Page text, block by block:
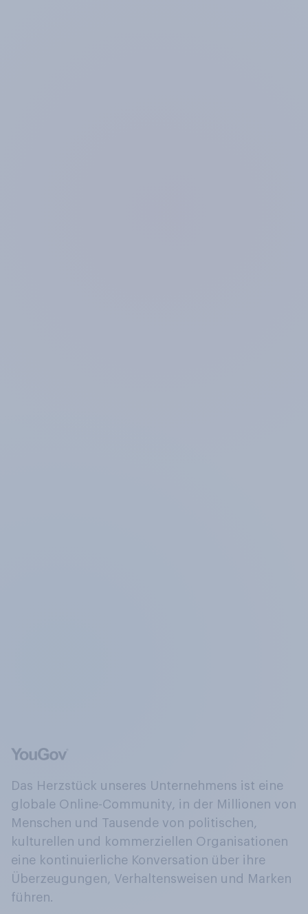
Das Herzstück unseres Unternehmens ist eine
globale Online-Community, in der Millionen von
Menschen und Tausende von politischen,
kulturellen und kommerziellen Organisationen
eine kontinuierliche Konversation über ihre
Überzeugungen, Verhaltensweisen und Marken
führen.